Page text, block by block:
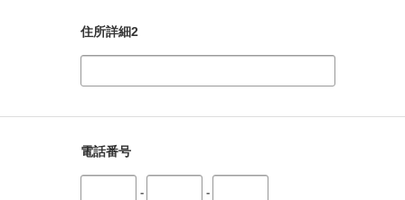
住所詳細2
電話番号
- -